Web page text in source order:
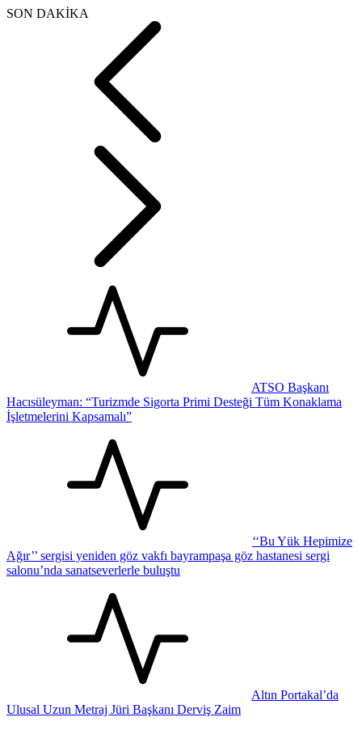
SON DAKİKA
ATSO Başkanı
Hacısüleyman: “Turizmde Sigorta Primi Desteği Tüm Konaklama
İşletmelerini Kapsamalı”
‘‘Bu Yük Hepimize
Ağır’’ sergisi yeniden göz vakfı bayrampaşa göz hastanesi sergi
salonu’nda sanatseverlerle buluştu
Altın Portakal’da
Ulusal Uzun Metraj Jüri Başkanı Derviş Zaim